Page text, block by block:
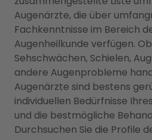
Augenärzte, die über
Fachkenntnisse im Bereich
Augenheilkunde verfügen.
Sehschwächen, Schielen,
andere Augenprobleme
Augenärzte sind bestens
individuellen Bedürfnisse
und die bestmögliche
Durchsuchen Sie die Profile